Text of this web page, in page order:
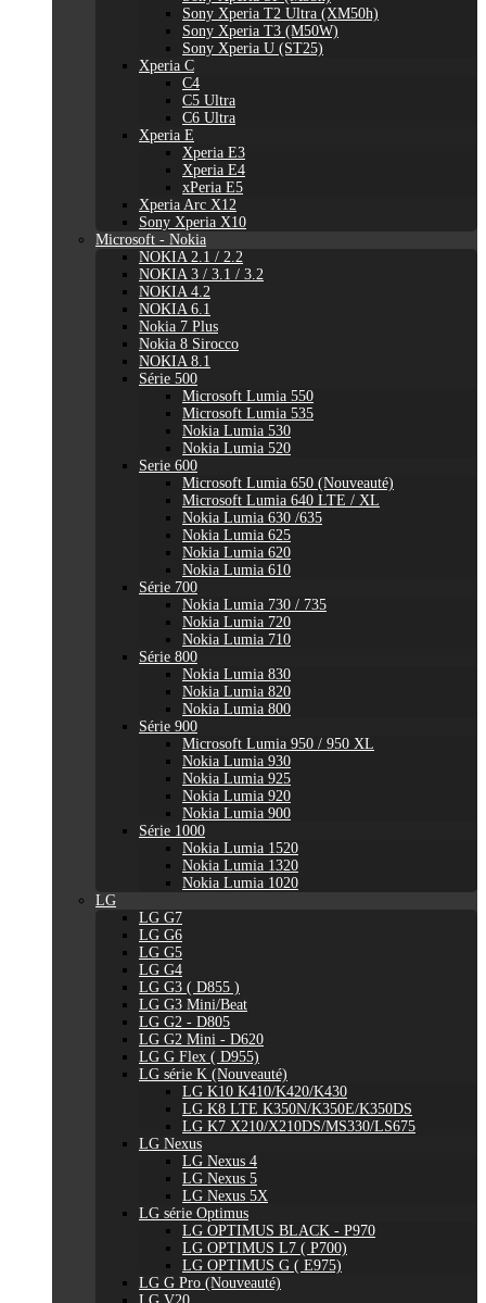
Sony Xperia T2 Ultra (XM50h)
Sony Xperia T3 (M50W)
Sony Xperia U (ST25)
Xperia C
C4
C5 Ultra
C6 Ultra
Xperia E
Xperia E3
Xperia E4
xPeria E5
Xperia Arc X12
Sony Xperia X10
Microsoft - Nokia
NOKIA 2.1 / 2.2
NOKIA 3 / 3.1 / 3.2
NOKIA 4.2
NOKIA 6.1
Nokia 7 Plus
Nokia 8 Sirocco
NOKIA 8.1
Série 500
Microsoft Lumia 550
Microsoft Lumia 535
Nokia Lumia 530
Nokia Lumia 520
Serie 600
Microsoft Lumia 650 (Nouveauté)
Microsoft Lumia 640 LTE / XL
Nokia Lumia 630 /635
Nokia Lumia 625
Nokia Lumia 620
Nokia Lumia 610
Série 700
Nokia Lumia 730 / 735
Nokia Lumia 720
Nokia Lumia 710
Série 800
Nokia Lumia 830
Nokia Lumia 820
Nokia Lumia 800
Série 900
Microsoft Lumia 950 / 950 XL
Nokia Lumia 930
Nokia Lumia 925
Nokia Lumia 920
Nokia Lumia 900
Série 1000
Nokia Lumia 1520
Nokia Lumia 1320
Nokia Lumia 1020
LG
LG G7
LG G6
LG G5
LG G4
LG G3 ( D855 )
LG G3 Mini/Beat
LG G2 - D805
LG G2 Mini - D620
LG G Flex ( D955)
LG série K (Nouveauté)
LG K10 K410/K420/K430
LG K8 LTE K350N/K350E/K350DS
LG K7 X210/X210DS/MS330/LS675
LG Nexus
LG Nexus 4
LG Nexus 5
LG Nexus 5X
LG série Optimus
LG OPTIMUS BLACK - P970
LG OPTIMUS L7 ( P700)
LG OPTIMUS G ( E975)
LG G Pro (Nouveauté)